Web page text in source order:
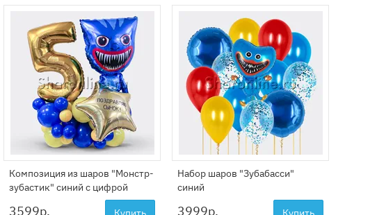
Композиция из шаров "Монстр-
зубастик" синий с цифрой
3599р.
Набор шаров "Зубабасси"
синий
3999р.